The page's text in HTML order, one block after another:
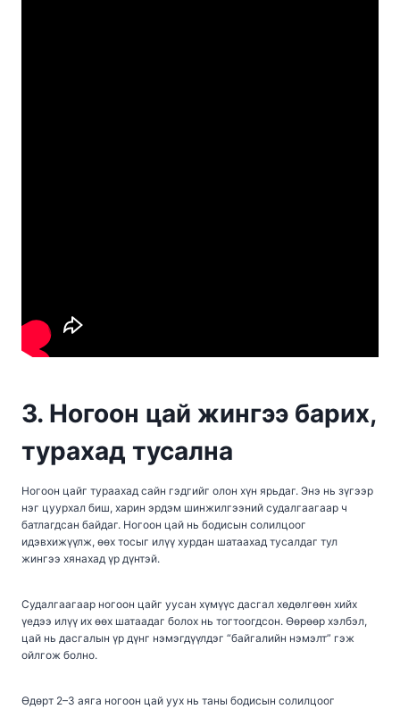
3. Ногоон цай жингээ барих,
турахад тусална
Ногоон цайг тураахад сайн гэдгийг олон хүн ярьдаг. Энэ нь зүгээр
нэг цуурхал биш, харин эрдэм шинжилгээний судалгаагаар ч
батлагдсан байдаг. Ногоон цай нь бодисын солилцоог
идэвхижүүлж, өөх тосыг илүү хурдан шатаахад тусалдаг тул
жингээ хянахад үр дүнтэй.
Судалгаагаар ногоон цайг уусан хүмүүс дасгал хөдөлгөөн хийх
үедээ илүү их өөх шатаадаг болох нь тогтоогдсон. Өөрөөр хэлбэл,
цай нь дасгалын үр дүнг нэмэгдүүлдэг “байгалийн нэмэлт” гэж
ойлгож болно.
Өдөрт 2–3 аяга ногоон цай уух нь таны бодисын солилцоог